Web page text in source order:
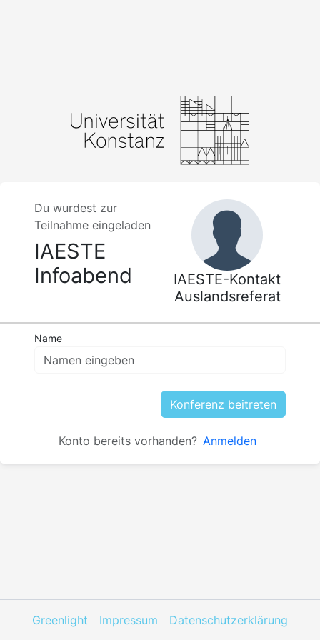
Du wurdest zur
Teilnahme eingeladen
IAESTE
Infoabend
IAESTE-Kontakt
Auslandsreferat
Name
Konferenz beitreten
Konto bereits vorhanden? Anmelden
Greenlight Impressum Datenschutzerklärung